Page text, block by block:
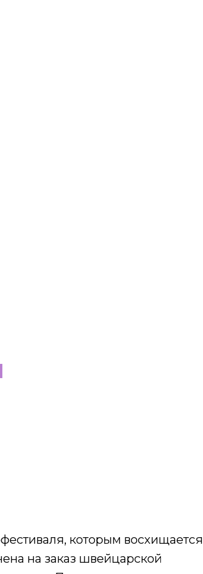
которым восхищается
на заказ швейцарской